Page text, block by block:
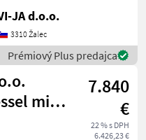
dadurch
und
se
JA d.o.o.
3310 Žalec
Prémiový Plus predajca
mit
7.840
€
22 % s DPH
6.426,23 €